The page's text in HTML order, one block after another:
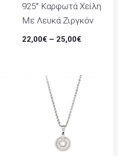
925° Καρφωτά Χείλη
Με Λευκά Ζιργκόν
22,00€ – 25,00€